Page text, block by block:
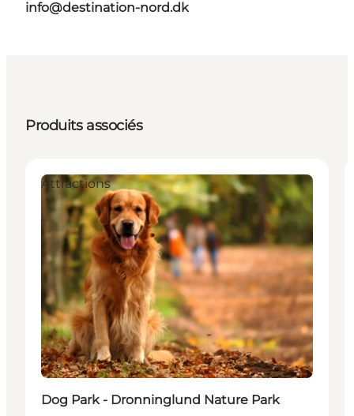
info@destination-nord.dk
Produits associés
Attractions
Dog Park - Dronninglund Nature Park